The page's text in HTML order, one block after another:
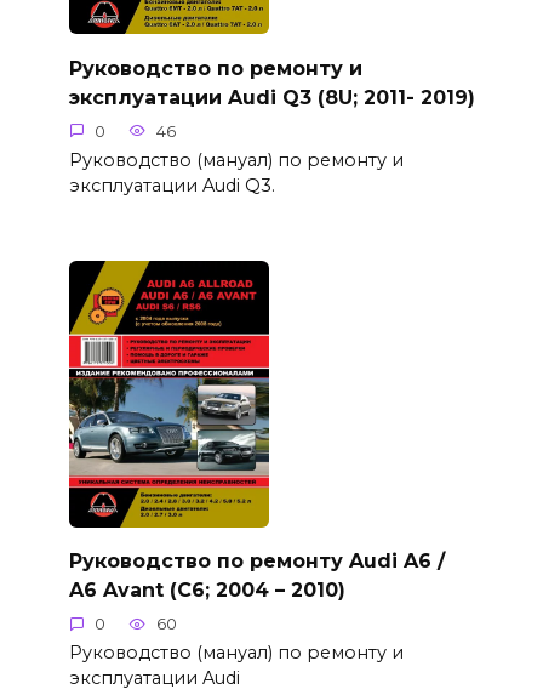
Руководство по ремонту и
эксплуатации Audi Q3 (8U; 2011- 2019)
0 46
Руководство (мануал) по ремонту и
эксплуатации Audi Q3.
Руководство по ремонту Audi A6 /
A6 Avant (C6; 2004 – 2010)
0 60
Руководство (мануал) по ремонту и
эксплуатации Audi